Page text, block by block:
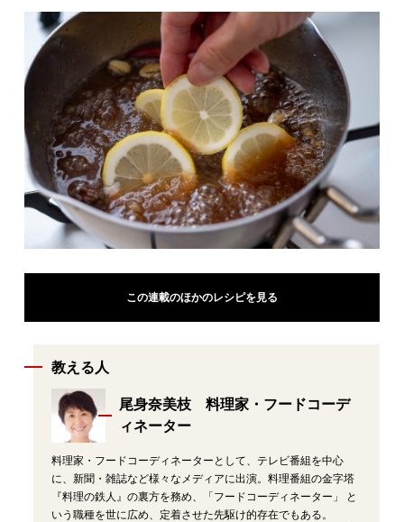
この連載のほかのレシピを見る
教える人
尾身奈美枝 料理家・フードコーデ
ィネーター
料理家・フードコーディネーターとして、テレビ番組を中心
に、新聞・雑誌など様々なメディアに出演。料理番組の金字塔
『料理の鉄人』の裏方を務め、「フードコーディネーター」 と
いう職種を世に広め、定着させた先駆け的存在でもある。